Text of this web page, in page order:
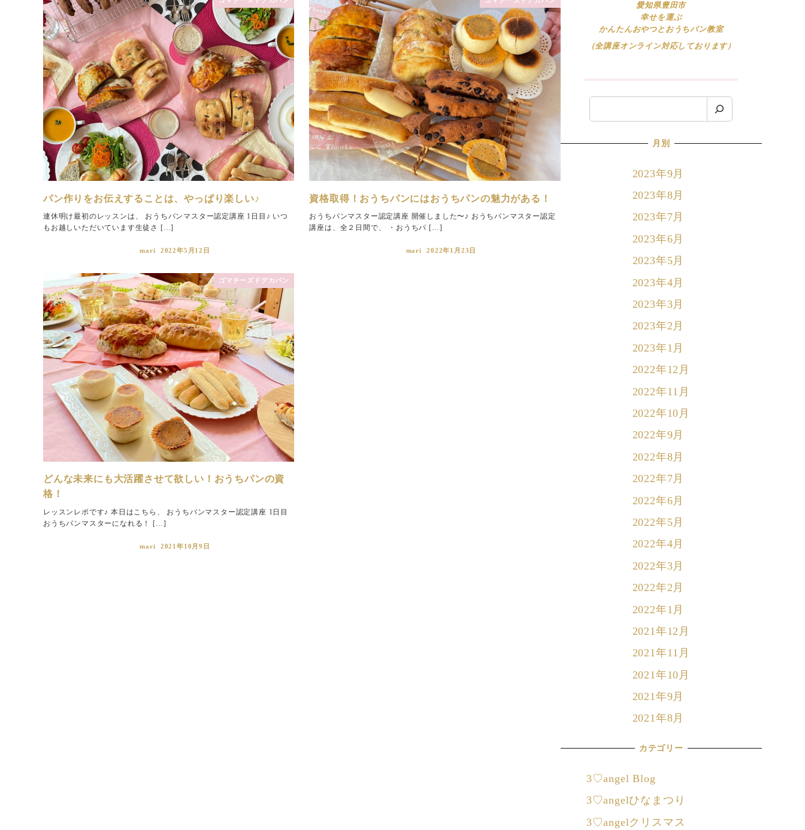
パン作りをお伝えすることは、やっぱり楽しい♪
連休明け最初のレッスンは、 おうちパンマスター認定講座 1日目♪ いつ
もお越しいただいています生徒さ […]
mari 2022年5月12日
資格取得！おうちパンにはおうちパンの魅力がある！
おうちパンマスター認定講座 開催しました〜♪ おうちパンマスター認定
講座は、全２日間で、 ・おうちパ […]
mari 2022年1月23日
ゴマチーズドデカパン
どんな未来にも大活躍させて欲しい！おうちパンの資
格！
レッスンレポです♪ 本日はこちら、 おうちパンマスター認定講座 1日目
おうちパンマスターになれる！ […]
mari 2021年10月9日
愛知県豊田市
幸せを運ぶ
かんたんおやつとおうちパン教室
（全講座オンライン対応しております）
索
月別
2023年9月
2023年8月
2023年7月
2023年6月
2023年5月
2023年4月
2023年3月
2023年2月
2023年1月
2022年12月
2022年11月
2022年10月
2022年9月
2022年8月
2022年7月
2022年6月
2022年5月
2022年4月
2022年3月
2022年2月
2022年1月
2021年12月
2021年11月
2021年10月
2021年9月
2021年8月
カテゴリー
3♡angel Blog
3♡angelひなまつり
3♡angelクリスマス